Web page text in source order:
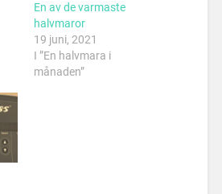
En av de varmaste
halvmaror
19 juni, 2021
I ”En halvmara i
månaden”